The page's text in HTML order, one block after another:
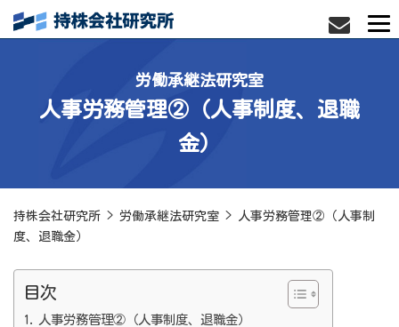
労働承継法研究室
人事労務管理②（人事制度、退職
金）
持株会社研究所 > 労働承継法研究室 >
人事労務管理②（人事制
度、退職金）
目次
人事労務管理②（人事制度、退職金）